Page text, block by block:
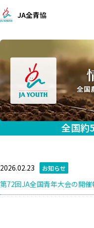
JA全青協
全国約
地域
2026.02.23 お知らせ
第72回JA全国青年大会の開催